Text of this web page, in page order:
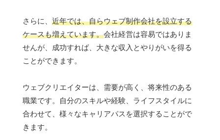
さらに、 近年では、自らウェブ制作会社を設立する
ケースも増えています。会社経営は容易ではありま
せんが、成功すれば、大きな収入とやりがいを得る
ことができます。
ウェブクリエイターは、需要が高く、将来性のある
職業です。自分のスキルや経験、ライフスタイルに
合わせて、様々なキャリアパスを選択することがで
きます。